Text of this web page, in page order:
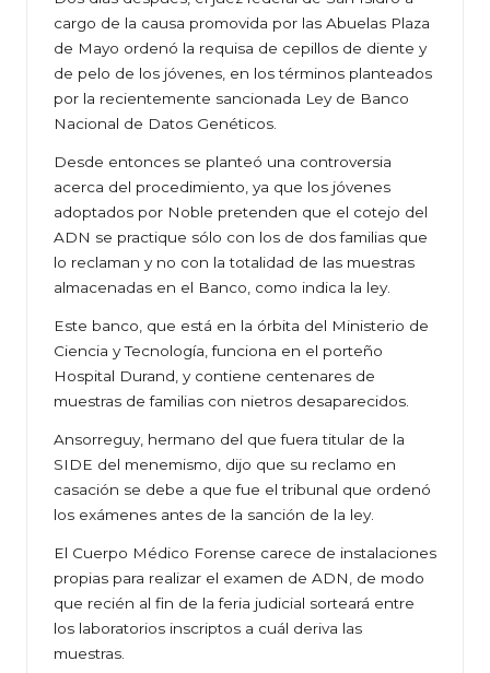
cargo de la causa promovida por las Abuelas Plaza
de Mayo ordenó la requisa de cepillos de diente y
de pelo de los jóvenes, en los términos planteados
por la recientemente sancionada Ley de Banco
Nacional de Datos Genéticos.
Desde entonces se planteó una controversia
acerca del procedimiento, ya que los jóvenes
adoptados por Noble pretenden que el cotejo del
ADN se practique sólo con los de dos familias que
lo reclaman y no con la totalidad de las muestras
almacenadas en el Banco, como indica la ley.
Este banco, que está en la órbita del Ministerio de
Ciencia y Tecnología, funciona en el porteño
Hospital Durand, y contiene centenares de
muestras de familias con nietros desaparecidos.
Ansorreguy, hermano del que fuera titular de la
SIDE del menemismo, dijo que su reclamo en
casación se debe a que fue el tribunal que ordenó
los exámenes antes de la sanción de la ley.
El Cuerpo Médico Forense carece de instalaciones
propias para realizar el examen de ADN, de modo
que recién al fin de la feria judicial sorteará entre
los laboratorios inscriptos a cuál deriva las
muestras.